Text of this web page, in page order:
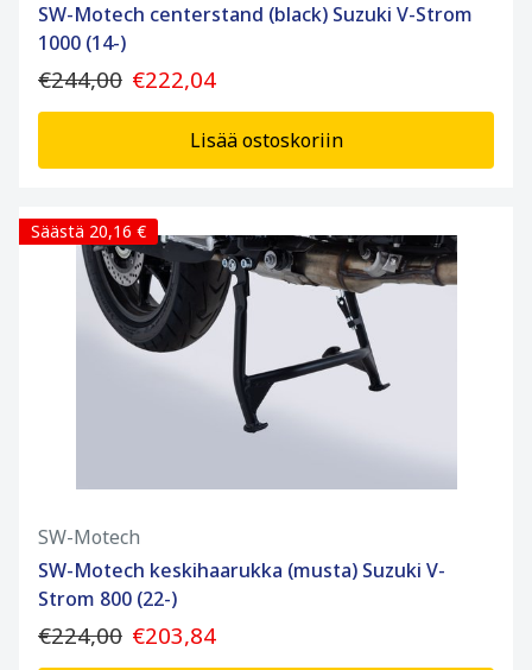
SW-Motech centerstand (black) Suzuki V-Strom
1000 (14-)
€244,00 €222,04
Lisää ostoskoriin
Säästä 20,16 €
SW-Motech
SW-Motech keskihaarukka (musta) Suzuki V-
Strom 800 (22-)
€224,00 €203,84